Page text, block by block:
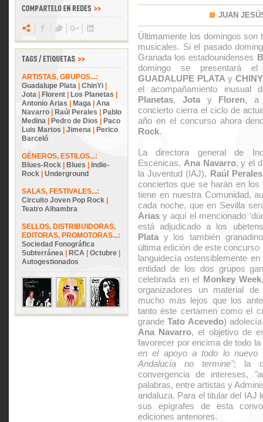
ARTISTAS, GRUPOS...:
Guadalupe Plata
ChinYi
Jota
Florent Los Planetas
Antonio Arias
Maga
Ana
Navarro
Raúl Perales
Pablo
Medina
Pedro de Dios
Paco
Luis Martos
Jimena
Perico
Barceló
GÉNEROS, ESTILOS...:
Blues-Rock
Blues
Indie-
Rock
Underground
SALAS, FESTIVALES...:
Circuito Joven Pop Rock
Teatro Alhambra
SELLOS, DISTRIBUIDORAS,
EDITORAS, PROMOTORAS...:
Sociedad Fonográfica
Subterránea
RCA Octubre
Autogestionados
JUAN
Últimamente los domingos son
musicales. Si el pasado
Granada los estadounidenses
domingo se presentará
GUADALUPE PLATA y
el acompañamiento
Planetas, Jotay Floren, a
concierto cierra el ciclo de
año en el concurso ahora
Rock.
La directora general de
Escénicas, Ana Navarro, y el
la Juventud (IAJ), Raúl Perales
conciertos que se harán en
tiene en nuestra Comunidad,
cada noche, que en Sevilla
Arias y aquí el mencionado
está adjudicado a los
Plata y los también
última edición de este
languidecía ostensiblemente
entidad de los dos grupos
celebrada en el Monkey Week
organizadores un material
mucho más lejos que los
tanto éste certamen como el
grandeTato Acevedo)
Ana Navarro, el objetivo de
favorecer por encima de todo la
en el apoyo a todo lo nuevo
Andalucía no termine"; la
convergencia de intereses,
palabras, entre artistas y
andaluza. Para el titular del IAJ
sus epígrafes de esta
ediciones anteriores.